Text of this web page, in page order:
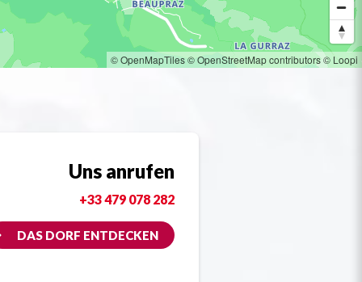
© OpenMapTiles© OpenStreetMap contributors© Loopi
Uns anrufen
+33 479 078 282
DAS DORF ENTDECKEN